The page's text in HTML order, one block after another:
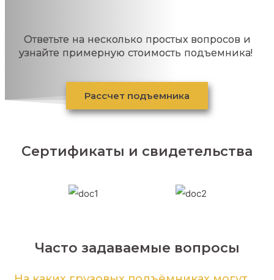
Ответьте на несколько простых вопросов и
узнайте примерную стоимость подъемника!
Рассчет подъемника
Сертификаты и свидетельства
Часто задаваемые вопросы